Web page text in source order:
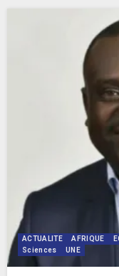
ACTUALITE AFRIQUE
Sciences
UNE